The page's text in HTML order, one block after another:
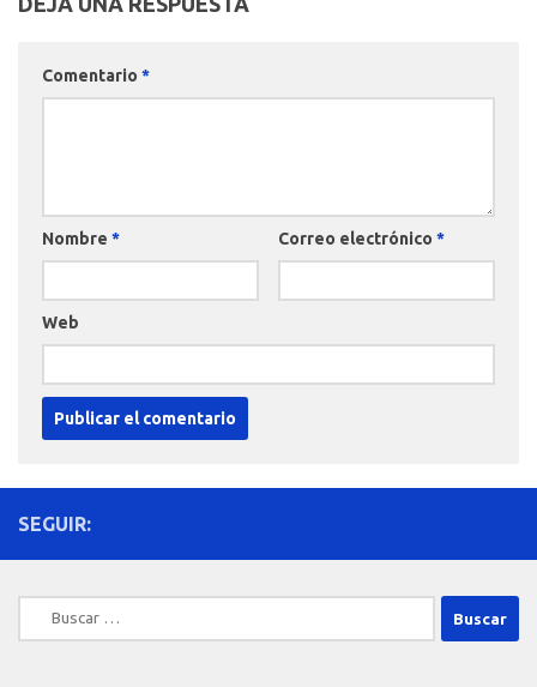
Comentario *
Nombre * Correo electrónico *
Web
SEGUIR:
Buscar: